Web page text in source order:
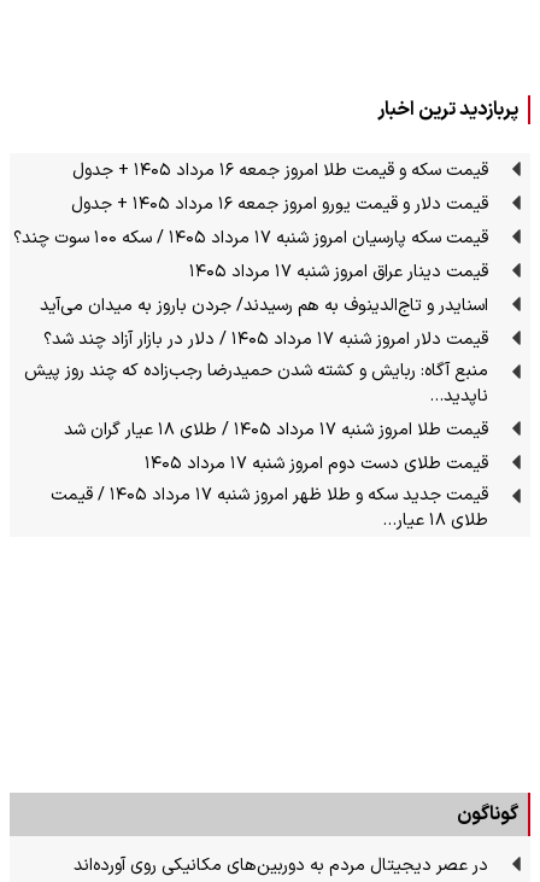
پربازدید ترین اخبار
قیمت سکه و قیمت طلا امروز جمعه ۱۶ مرداد ۱۴۰۵ + جدول
قیمت دلار و قیمت یورو امروز جمعه ۱۶ مرداد ۱۴۰۵ + جدول
قیمت سکه پارسیان امروز شنبه ۱۷ مرداد ۱۴۰۵ / سکه ۱۰۰ سوت چند؟
قیمت دینار عراق امروز شنبه ۱۷ مرداد ۱۴۰۵
اسنایدر و تاج‌الدینوف به هم رسیدند/ جردن باروز به میدان می‌آید
قیمت دلار امروز شنبه ۱۷ مرداد ۱۴۰۵ / دلار در بازار آزاد چند شد؟
منبع آگاه: ربایش و کشته شدن حمیدرضا رجب‌زاده که چند روز پیش
ناپدید…
قیمت طلا امروز شنبه ۱۷ مرداد ۱۴۰۵ / طلای ۱۸ عیار گران شد
قیمت طلای دست دوم امروز شنبه ۱۷ مرداد ۱۴۰۵
قیمت جدید سکه و طلا ظهر امروز شنبه ۱۷ مرداد ۱۴۰۵ / قیمت
طلای ۱۸ عیار…
گوناگون
در عصر دیجیتال مردم به دوربین‌های مکانیکی روی آورده‌اند